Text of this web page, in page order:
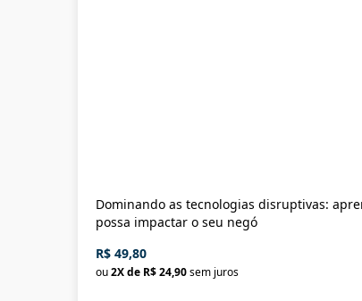
Dominando as tecnologias disruptivas:
possa impactar o seu negó
R$ 49,80
ou2X de R$ 24,90sem juros